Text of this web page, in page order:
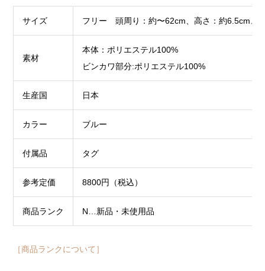
サイズ フリー 頭周り：約〜62cm、高さ：約6.5cm、
素材
本体：ポリエステル100%
ビンカワ部分:ポリエステル100%
生産国 日本
カラー ブルー
付属品 タグ
参考定価 8800円（税込）
商品ランク N…新品・未使用品
［商品ランクについて］